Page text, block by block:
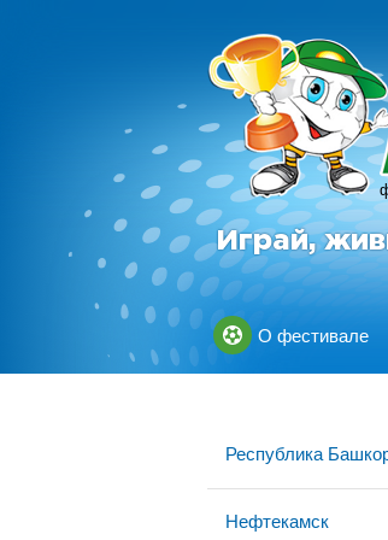
Играй,
О фестивале
Республика
Нефтекамск